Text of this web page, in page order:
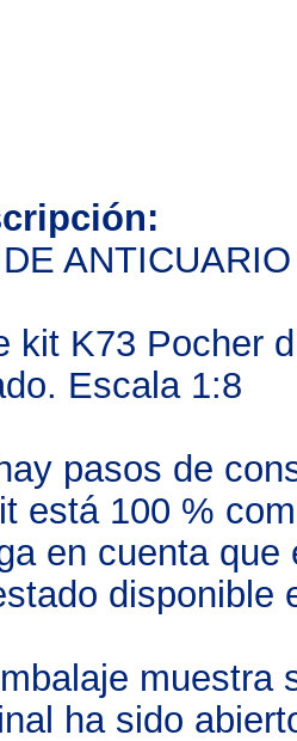
kit K73 Pocher
Escala 1:8
pasos de
está 100 %
en cuenta
disponible
muestra
ha sido